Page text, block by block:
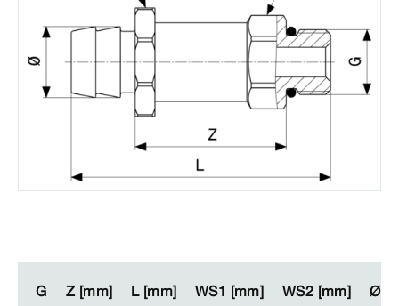
G Z [mm] L [mm] WS1 [mm] WS2 [mm] Ø
G Z [mm] L [mm] WS1 [mm] WS2 [mm] Ø